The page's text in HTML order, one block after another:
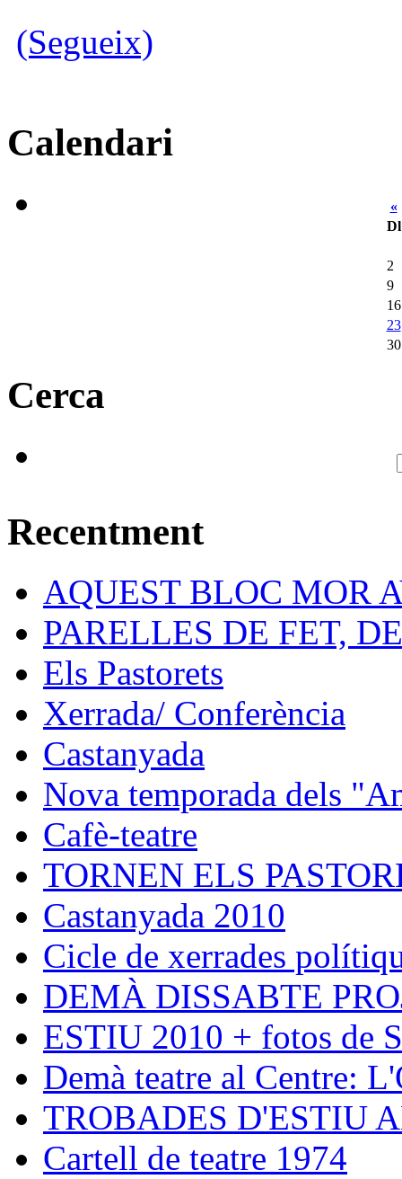
(Segueix)
Calendari
«
Dl
2
9
16
23
30
Cerca
Recentment
AQUEST BLOC MOR
PARELLES DE FET,
Els Pastorets
Xerrada/ Conferència
Castanyada
Nova temporada dels
Cafè-teatre
TORNEN ELS
Castanyada 2010
Cicle de xerrades
DEMÀ DISSABTE
ESTIU 2010 + fotos de
Demà teatre al Centre:
TROBADES D'ESTIU
Cartell de teatre 1974